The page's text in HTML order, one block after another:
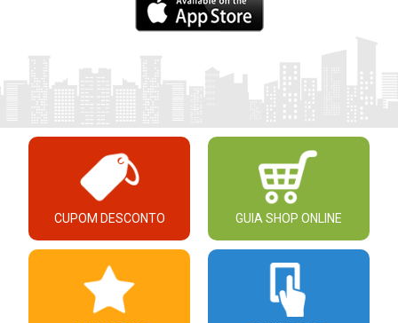
CUPOM DESCONTO GUIA SHOP ONLINE